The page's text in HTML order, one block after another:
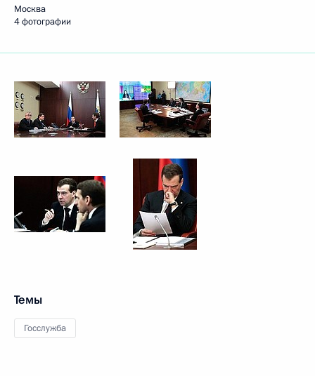
Москва
4 фотографии
Темы
Госслужба